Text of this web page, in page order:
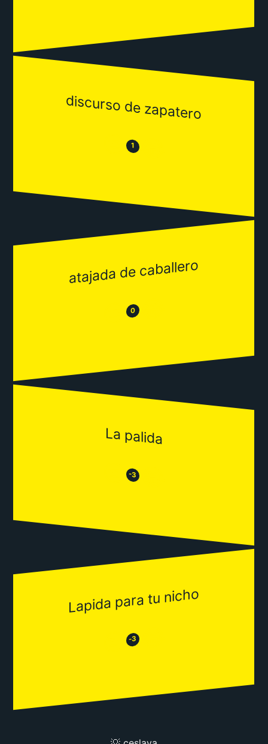
discurso de zapatero
😒 1 😂
atajada de caballero
😒 0 😂
La palida
😒 -3 😂
Lapida para tu nicho
😒 -3 😂